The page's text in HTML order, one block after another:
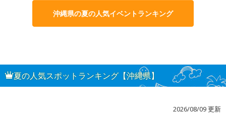
沖縄県の夏の人気イベントランキング
夏の人気スポットランキング【沖縄県】
2026/08/09 更新